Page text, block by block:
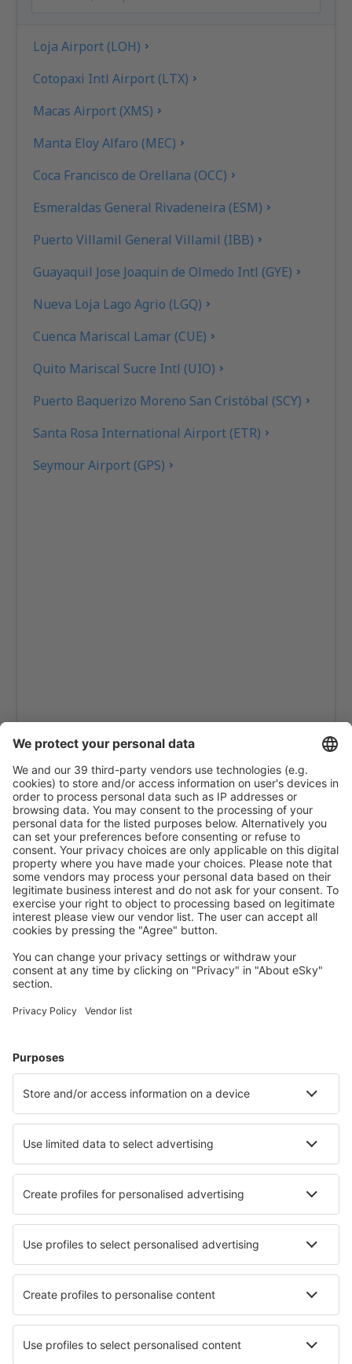
Loja Airport (LOH)
Cotopaxi Intl Airport (LTX)
Macas Airport (XMS)
Manta Eloy Alfaro (MEC)
Coca Francisco de Orellana (OCC)
Esmeraldas General Rivadeneira (ESM)
Puerto Villamil General Villamil (IBB)
Guayaquil Jose Joaquin de Olmedo Intl (GYE)
Nueva Loja Lago Agrio (LGQ)
Cuenca Mariscal Lamar (CUE)
Quito Mariscal Sucre Intl (UIO)
Puerto Baquerizo Moreno San Cristóbal (SCY)
Santa Rosa International Airport (ETR)
Seymour Airport (GPS)